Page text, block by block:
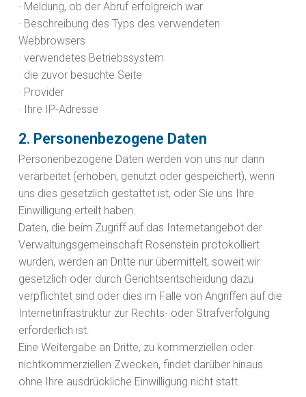
· Meldung, ob der Abruf erfolgreich war
· Beschreibung des Typs des verwendeten
Webbrowsers
· verwendetes Betriebssystem
· die zuvor besuchte Seite
· Provider
· Ihre IP-Adresse
2. Personenbezogene Daten
Personenbezogene Daten werden von uns nur dann
verarbeitet (erhoben, genutzt oder gespeichert), wenn
uns dies gesetzlich gestattet ist, oder Sie uns Ihre
Einwilligung erteilt haben.
Daten, die beim Zugriff auf das Internetangebot der
Verwaltungsgemeinschaft Rosenstein protokolliert
wurden, werden an Dritte nur übermittelt, soweit wir
gesetzlich oder durch Gerichtsentscheidung dazu
verpflichtet sind oder dies im Falle von Angriffen auf die
Internetinfrastruktur zur Rechts- oder Strafverfolgung
erforderlich ist.
Eine Weitergabe an Dritte, zu kommerziellen oder
nichtkommerziellen Zwecken, findet darüber hinaus
ohne Ihre ausdrückliche Einwilligung nicht statt.